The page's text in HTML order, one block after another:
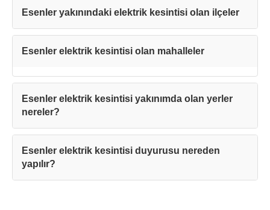
Esenler yakınındaki elektrik kesintisi olan ilçeler
Esenler elektrik kesintisi olan mahalleler
Esenler elektrik kesintisi yakınımda olan yerler
nereler?
Esenler elektrik kesintisi duyurusu nereden
yapılır?
Kapat